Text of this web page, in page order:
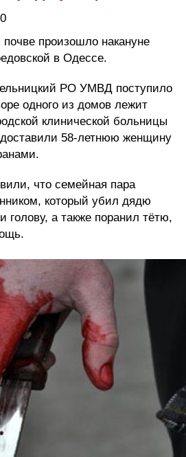
произошло накануне
в Одессе.
РО УМВД поступило
одного из домов лежит
клинической больницы
58-летнюю женщину
что семейная пара
который убил дядю
а также поранил тётю,